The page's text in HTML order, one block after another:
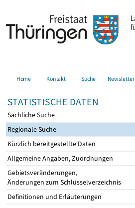
Home Kontakt Suche Newsletter
STATISTISCHE DATEN
Sachliche Suche
Regionale Suche
Kürzlich bereitgestellte Daten
Allgemeine Angaben, Zuordnungen
Gebietsveränderungen,
Änderungen zum Schlüsselverzeichnis
Definitionen und Erläuterungen